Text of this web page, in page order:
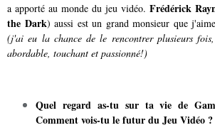
a apporté au monde du jeu vidéo. Frédérick
the Dark) aussi est un grand monsieur que
(j'ai eu la chance de le rencontrer plusieurs
abordable, touchant et passionné!)
Quel regard as-tu sur ta vie de
Comment vois-tu le futur du Jeu Vidéo ?